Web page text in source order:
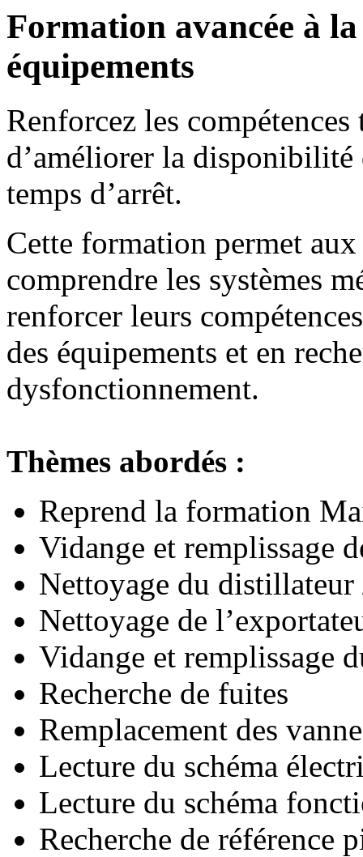
Formation avancée à
équipements
Renforcez les
d’améliorer la
temps d’arrêt.
Cette formation permet
comprendre les systèmes
renforcer leurs
des équipements et en
dysfonctionnement.
Thèmes abordés :
Reprend la formation
Vidange et remplissage
Nettoyage du distillateur
Nettoyage de
Vidange et remplissage
Recherche de fuites
Remplacement des
Lecture du schéma
Lecture du schéma
Recherche de référence